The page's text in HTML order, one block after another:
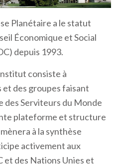
Planétaire a le statut
Économique et Social
depuis 1993.
consiste à
et des groupes faisant
des Serviteurs du Monde
plateforme et structure
à la synthèse
activement aux
et des Nations Unies et